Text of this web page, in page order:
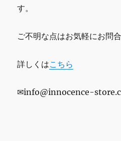
す。
ご不明な点はお気軽にお問
詳しくはこちら
✉info@innocence-